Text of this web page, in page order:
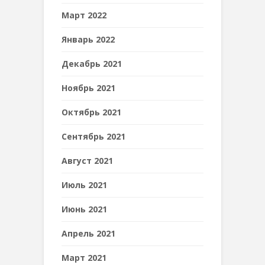
Март 2022
Январь 2022
Декабрь 2021
Ноябрь 2021
Октябрь 2021
Сентябрь 2021
Август 2021
Июль 2021
Июнь 2021
Апрель 2021
Март 2021